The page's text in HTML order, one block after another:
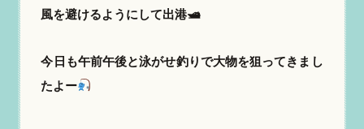
風を避けるようにして出港🛥
今日も午前午後と泳がせ釣りで大物を狙ってきまし
たよー